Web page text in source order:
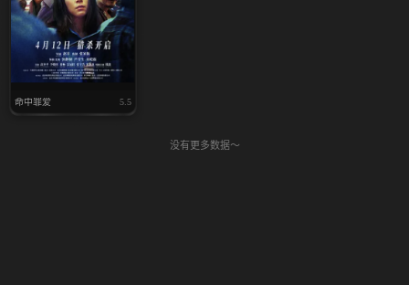
命中罪爱 5.5
没有更多数据～